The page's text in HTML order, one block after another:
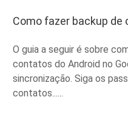
ROM Android
Atualizar
Frozen
Como fazer backup de
O guia a seguir é sobre
contatos do Android no
sincronização. Siga os
contatos......